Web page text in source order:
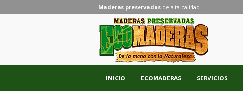
Maderas preservadas de alta calidad.
INICIO ECOMADERAS SERVICIOS